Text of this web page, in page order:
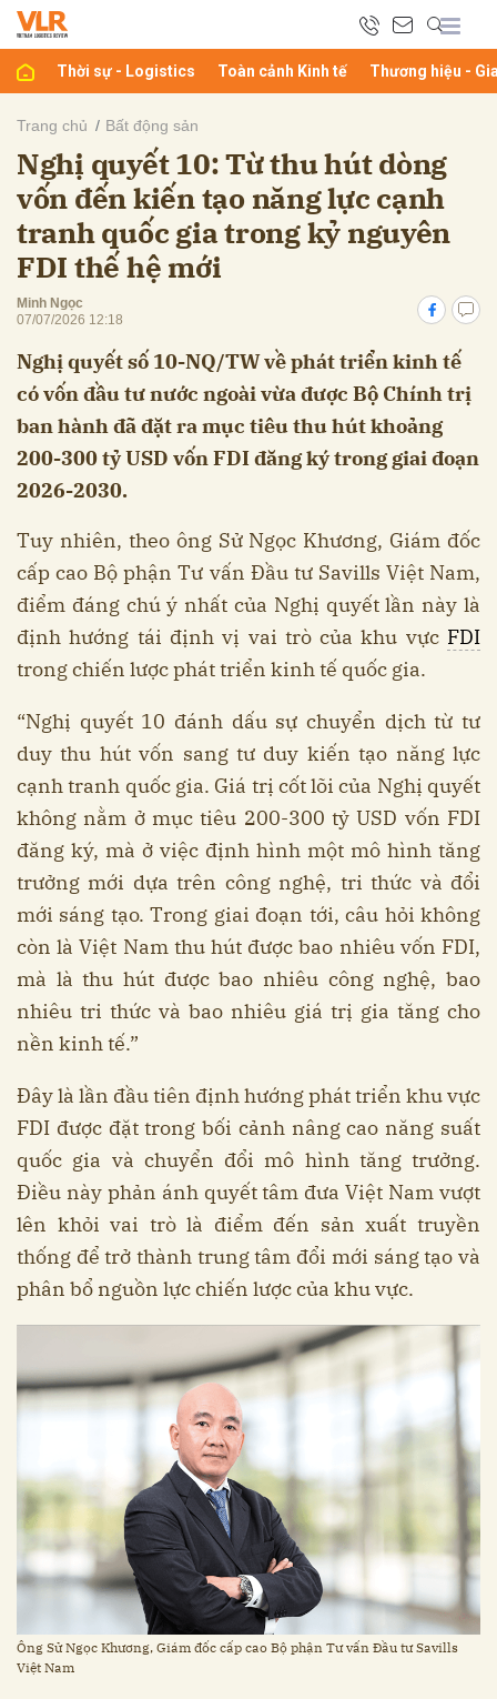
Thời sự - Logistics Toàn cảnh Kinh tế Thương hiệu -
Trang chủ Bất động sản
Nghị quyết 10: Từ thu hút dòng
vốn đến kiến tạo năng lực cạnh
tranh quốc gia trong kỷ nguyên
FDI thế hệ mới
Minh Ngọc
07/07/2026 12:18
Nghị quyết số 10-NQ/TW về phát triển kinh tế
có vốn đầu tư nước ngoài vừa được Bộ Chính trị
ban hành đã đặt ra mục tiêu thu hút khoảng
200-300 tỷ USD vốn FDI đăng ký trong giai đoạn
2026-2030.
Tuy nhiên, theo ông Sử Ngọc Khương, Giám đốc
cấp cao Bộ phận Tư vấn Đầu tư Savills Việt Nam,
điểm đáng chú ý nhất của Nghị quyết lần này là
định hướng tái định vị vai trò của khu vực FDI
trong chiến lược phát triển kinh tế quốc gia.
“Nghị quyết 10 đánh dấu sự chuyển dịch từ tư
duy thu hút vốn sang tư duy kiến tạo năng lực
cạnh tranh quốc gia. Giá trị cốt lõi của Nghị quyết
không nằm ở mục tiêu 200-300 tỷ USD vốn FDI
đăng ký, mà ở việc định hình một mô hình tăng
trưởng mới dựa trên công nghệ, tri thức và đổi
mới sáng tạo. Trong giai đoạn tới, câu hỏi không
còn là Việt Nam thu hút được bao nhiêu vốn FDI,
mà là thu hút được bao nhiêu công nghệ, bao
nhiêu tri thức và bao nhiêu giá trị gia tăng cho
nền kinh tế.”
Đây là lần đầu tiên định hướng phát triển khu vực
FDI được đặt trong bối cảnh nâng cao năng suất
quốc gia và chuyển đổi mô hình tăng trưởng.
Điều này phản ánh quyết tâm đưa Việt Nam vượt
lên khỏi vai trò là điểm đến sản xuất truyền
thống để trở thành trung tâm đổi mới sáng tạo và
phân bổ nguồn lực chiến lược của khu vực.
Ông Sử Ngọc Khương, Giám đốc cấp cao Bộ phận Tư vấn Đầu tư Savills
Việt Nam
luận